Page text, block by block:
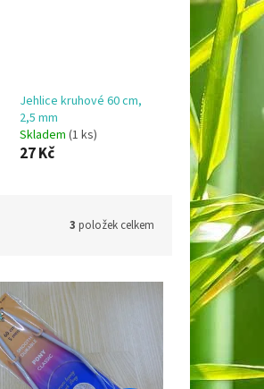
Jehlice kruhové 60 cm,
2,5 mm
Skladem (1 ks)
27 Kč
3 položek celkem